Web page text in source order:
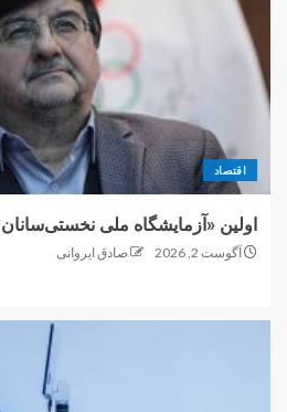
اقتصاد
اولین «آزمایشگاه ملی
آگوست 2, 2026 صادق ایروانی